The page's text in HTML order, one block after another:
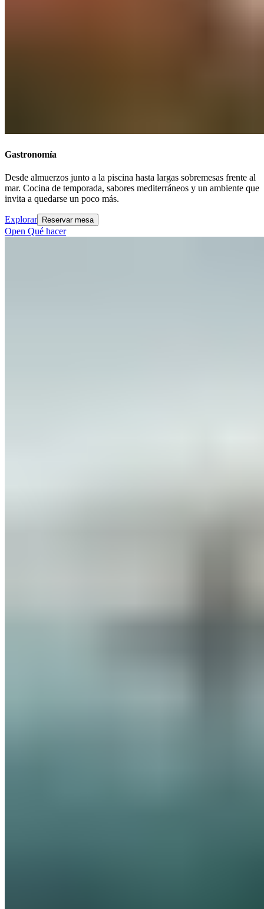
Gastronomía​​​​‌ ‍ ​‍​‍‌‍ ‌ ​‍‌‍‍‌‌‍‌ ‌‍‍‌‌‍ ‍​‍​‍​ ‍‍​‍​‍‌ ​ ‌‍​‌‌‍ ‍‌‍‍‌‌ ‌​‌ ‍‌​‍ ‍‌‍‍‌‌‍ ​‍​‍​‍ ​​‍​‍‌‍‍​‌ ​‍‌‍‌‌‌‍‌‍​‍​‍​ ‍‍​‍​‍‌‍‍​‌ ‌​‌ ‌​‌ ​​‌ ​ ​ ‍‍​‍ ​‍ ‌‍ ​​‍ ‌‌‍​‌‌‍ ‍‌‍‌​​‍ ‌‌ ​‍​‍ ‌‌‍‍​‌‍ ‌ ‌​‌‍‌‌‌‍ ​‌ ​ ​‍ ‌‌ ​ ‌ ‌​‌ ‌‌‌‍‌​‌‍‍‌‌‍ ​‍ ‍‌ ‌‍‌‍‌‌‌ ​‍‌‍​ ‌‍‌‌‌‍ ​​‍ ‍‌‍​‌‌ ​​‌ ​​​‍ ‌‍‍‌‌‍ ‍‌ ‌​‌‍‌‌‌‍ ‍‌ ‌​​‍ ‌‍‌‌‌‍‌​‌‍‍‌‌ ‌​​‍ ‌‍ ‌‌‍ ‌‍‌​‌‍‌‌​ ‌‌ ​​‌ ​‍‌‍‌‌‌ ​ ‌‍‌‌‌‍ ‍‌ ‌​‌‍​‌‌ ‌​‌‍‍‌‌‍ ‌‍ ‍​ ‍ ‌‍‍‌‌‍‌​​ ‌​ ​​‌‍​‍​ ‌ ‌‍‌​​ ​‌‌‍​‌‌‍​‍​ ‌‍​‍ ‌​ ‌ ​ ​‍​ ‍‌​ ​‍​‍ ‌​ ‌​‌‍‌‍‌‍​ ​ ‌​​‍ ‌‌‍​‌‌‍‌​‌‍​‍‌‍​ ​‍ ‌‌‍​‍​ ​​‌‍‌​​ ‌ ‌‍‌‍​ ​‌​ ‌​​ ​ ​ ‍​​ ‌‌​ ​‍‌‍‌‌​ ‍ ‌ ‌​‌ ‍‌‌ ​​‌‍‌‌​ ‌‌‍‍​‌‍ ‌ ‌​‌‍‌‌‌‍ ​‌‌​ ‌‍‍‌‌ ‌​‌‍‌‌‌​‍​‌‍ ‌‍ ‌‌‍‌‌‌‌​​‌‍​‌‌‍‌ ‌‍‌‌​ ‍ ‌ ​​‌‍​‌‌ ‌​‌‍‍​​ ‌‌ ​​‌‍​‌‌‍‌ ‌‍‌‌‌​​‍‌ ‌‌‌‍‍‌‌‍ ​‌‍‌​‌‍‌‌‌ ​‍​‍‌‌​ ‌‌‌​​‍‌‌ ‌‍‍ ‌‍‌‌‌ ‍‌​‍‌‌​ ​ ‌​‌​​‍‌‌​ ​ ‌​‌​​‍‌‌​ ​‍​ ​‍​ ‌ ​ ​​‌‍‌‍‌‍‌‌‌‍‌‍‌‍‌​‌‍​‌​ ‌‍‌‍‌​​ ‍​‌‍​‌‌‍‌‍​‍‌‌​ ​‍​ ​‍​‍‌‌​ ‌‌‌​‌​​‍ ‍‌‍​ ‌‍ ‌‍ ‍‌ ‌​‌‍‌‌‌‍ ‍‌ ‌​​‍‌‌​ ‌‌‌​​‍‌‌ ‌‍‍ ‌‍‌‌‌ ‍‌​‍‌‌​ ​ ‌​‌​​‍‌‌​ ​ ‌​‌​​‍‌‌​ ​‍​ ​‍‌‍​‍​ ​‍‌‍‌‍​ ‍‌​ ‌‍‌‍​‍​ ​ ​ ​‍​ ‍‌​ ‌ ​ ‍‌​ ‌ ​‍‌‌​ ​‍​ ​‍​‍‌‌​ ‌‌‌​‌​​‍ ‍‌ ‌​‌‍‍‌‌ ‌​‌‍ ​‌‍‌‌​ ‌‍​‍‌‍​‌‌ ​ ‌‍‌‌‌‌‌‌‌ ​‍‌‍ ​​ ‌‌‍‍​‌ ‌​‌ ‌​‌ ​​‌ ​ ​‍‌‌​ ​ ‌​​‌​‍‌‌​ ​‍‌​‌‍​‍‌‌​ ​‍‌​‌‍‌‍ ​​‍ ‌‌‍​‌‌‍ ‍‌‍‌​​‍ ‌‌ ​‍​‍ ‌‌‍‍​‌‍ ‌ ‌​‌‍‌‌‌‍ ​‌ ​ ​‍ ‌‌ ​ ‌ ‌​‌ ‌‌‌‍‌​‌‍‍‌‌‍ ​‍ ‍‌ ‌‍‌‍‌‌‌ ​‍‌‍​ ‌‍‌‌‌‍ ​​‍ ‍‌‍​‌‌ ​​‌ ​​​‍‌‍‌‍‍‌‌‍‌​​ ‌​ ​​‌‍​‍​ ‌ ‌‍‌​​ ​‌‌‍​‌‌‍​‍​ ‌‍​‍ ‌​ ‌ ​ ​‍​ ‍‌​ ​‍​‍ ‌​ ‌​‌‍‌‍‌‍​ ​ ‌​​‍ ‌‌‍​‌‌‍‌​‌‍​‍‌‍​ ​‍ ‌‌‍​‍​ ​​‌‍‌​​ ‌ ‌‍‌‍​ ​‌​ ‌​​ ​ ​ ‍​​ ‌‌​ ​‍‌‍‌‌​‍‌‍‌ ‌​‌ ‍‌‌ ​​‌‍‌‌​ ‌‌‍‍​‌‍ ‌ ‌​‌‍‌‌‌‍ ​‌‌​ ‌‍‍‌‌ ‌​‌‍‌‌‌​‍​‌‍ ‌‍ ‌‌‍‌‌‌‌​​‌‍​‌‌‍‌ ‌‍‌‌​‍‌‍‌ ​​‌‍​‌‌ ‌​‌‍‍​​ ‌‌ ​​‌‍​‌‌‍‌ ‌‍‌‌‌​​‍‌ ‌‌‌‍‍‌‌‍ ​‌‍‌​‌‍‌‌‌ ​‍​‍‌‌​ ‌‌‌​​‍‌‌ ‌‍‍ ‌‍‌‌‌ ‍‌​‍‌‌​ ​ ‌​‌​​‍‌‌​ ​ ‌​‌​​‍‌‌​ ​‍​ ​‍​ ‌ ​ ​​‌‍‌‍‌‍‌‌‌‍‌‍‌‍‌​‌‍​‌​ ‌‍‌‍‌​​ ‍​‌‍​‌‌‍‌‍​‍‌‌​ ​‍​ ​‍​‍‌‌​ ‌‌‌​‌​​‍ ‍‌‍​ ‌‍ ‌‍ ‍‌ ‌​‌‍‌‌‌‍ ‍‌ ‌​​‍‌‌​ ‌‌‌​​‍‌‌ ‌‍‍ ‌‍‌‌‌ ‍‌​‍‌‌​ ​ ‌​‌​​‍‌‌​ ​ ‌​‌​​‍‌‌​ ​‍​ ​‍‌‍​‍​ ​‍‌‍‌‍​ ‍‌​ ‌‍‌‍​‍​ ​ ​ ​‍​ ‍‌​ ‌ ​ ‍‌​ ‌ ​‍‌‌​ ​‍​ ​‍​‍‌‌​ ‌‌‌​‌​​‍ ‍‌ ‌​‌‍‍‌‌ ‌​‌‍ ​‌‍‌‌​‍‌‍‌ ​​‌‍‌‌‌ ​‍‌ ​ ‌ ​​‌‍‌‌‌‍​ ‌ ‌​‌‍‍‌‌ ‌‍‌‍‌‌​ ‌‌ ​​‌ ‌‌‌‍​‍‌‍ ​‌‍‍‌‌ ​ ‌‍‍​‌‍‌‌‌‍‌​​‍​‍‌ ‌
Desde almuerzos junto a la piscina hasta largas sobremesas frente al
mar. Cocina de temporada, sabores mediterráneos y un ambiente que
invita a quedarse un poco más.​​​​‌ ‍ ​‍​‍‌‍ ‌ ​‍‌‍‍‌‌‍‌ ‌‍‍‌‌‍ ‍​‍​‍​ ‍‍​‍​‍‌ ​ ‌‍​‌‌‍ ‍‌‍‍‌‌ ‌​‌ ‍‌​‍ ‍‌‍‍‌‌‍ ​‍​‍​‍ ​​‍​‍‌‍‍​‌ ​‍‌‍‌‌‌‍‌‍​‍​‍​ ‍‍​‍​‍‌‍‍​‌ ‌​‌ ‌​‌ ​​‌ ​ ​ ‍‍​‍ ​‍ ‌‍ ​​‍ ‌‌‍​‌‌‍ ‍‌‍‌​​‍ ‌‌ ​‍​‍ ‌‌‍‍​‌‍ ‌ ‌​‌‍‌‌‌‍ ​‌ ​ ​‍ ‌‌ ​ ‌ ‌​‌ ‌‌‌‍‌​‌‍‍‌‌‍ ​‍ ‍‌ ‌‍‌‍‌‌‌ ​‍‌‍​ ‌‍‌‌‌‍ ​​‍ ‍‌‍​‌‌ ​​‌ ​​​‍ ‌‍‍‌‌‍ ‍‌ ‌​‌‍‌‌‌‍ ‍‌ ‌​​‍ ‌‍‌‌‌‍‌​‌‍‍‌‌ ‌​​‍ ‌‍ ‌‌‍ ‌‍‌​‌‍‌‌​ ‌‌ ​​‌ ​‍‌‍‌‌‌ ​ ‌‍‌‌‌‍ ‍‌ ‌​‌‍​‌‌ ‌​‌‍‍‌‌‍ ‌‍ ‍​ ‍ ‌‍‍‌‌‍‌​​ ‌​ ​​‌‍​‍​ ‌ ‌‍‌​​ ​‌‌‍​‌‌‍​‍​ ‌‍​‍ ‌​ ‌ ​ ​‍​ ‍‌​ ​‍​‍ ‌​ ‌​‌‍‌‍‌‍​ ​ ‌​​‍ ‌‌‍​‌‌‍‌​‌‍​‍‌‍​ ​‍ ‌‌‍​‍​ ​​‌‍‌​​ ‌ ‌‍‌‍​ ​‌​ ‌​​ ​ ​ ‍​​ ‌‌​ ​‍‌‍‌‌​ ‍ ‌ ‌​‌ ‍‌‌ ​​‌‍‌‌​ ‌‌‍‍​‌‍ ‌ ‌​‌‍‌‌‌‍ ​‌‌​ ‌‍‍‌‌ ‌​‌‍‌‌‌​‍​‌‍ ‌‍ ‌‌‍‌‌‌‌​​‌‍​‌‌‍‌ ‌‍‌‌​ ‍ ‌ ​​‌‍​‌‌ ‌​‌‍‍​​ ‌‌ ​​‌‍​‌‌‍‌ ‌‍‌‌‌​​‍‌ ‌‌‌‍‍‌‌‍ ​‌‍‌​‌‍‌‌‌ ​‍​‍‌‌​ ‌‌‌​​‍‌‌ ‌‍‍ ‌‍‌‌‌ ‍‌​‍‌‌​ ​ ‌​‌​​‍‌‌​ ​ ‌​‌​​‍‌‌​ ​‍​ ​‍​ ‌ ​ ​​‌‍‌‍‌‍‌‌‌‍‌‍‌‍‌​‌‍​‌​ ‌‍‌‍‌​​ ‍​‌‍​‌‌‍‌‍​‍‌‌​ ​‍​ ​‍​‍‌‌​ ‌‌‌​‌​​‍ ‍‌‍​ ‌‍ ‌‍ ‍‌ ‌​‌‍‌‌‌‍ ‍‌ ‌​​‍‌‌​ ‌‌‌​​‍‌‌ ‌‍‍ ‌‍‌‌‌ ‍‌​‍‌‌​ ​ ‌​‌​​‍‌‌​ ​ ‌​‌​​‍‌‌​ ​‍​ ​‍‌‍​‍​ ​‍‌‍‌‍​ ‍‌​ ‌‍‌‍​‍​ ​ ​ ​‍​ ‍‌​ ‌ ​ ‍‌​ ‌ ​‍‌‌​ ​‍​ ​‍​‍‌‌​ ‌‌‌​‌​​‍ ‍‌‍‌‌‌ ‍​‌‍​ ‌‍‌‌‌ ​‍‌ ​​‌ ‌​​ ‌‍​‍‌‍​‌‌ ​ ‌‍‌‌‌‌‌‌‌ ​‍‌‍ ​​ ‌‌‍‍​‌ ‌​‌ ‌​‌ ​​‌ ​ ​‍‌‌​ ​ ‌​​‌​‍‌‌​ ​‍‌​‌‍​‍‌‌​ ​‍‌​‌‍‌‍ ​​‍ ‌‌‍​‌‌‍ ‍‌‍‌​​‍ ‌‌ ​‍​‍ ‌‌‍‍​‌‍ ‌ ‌​‌‍‌‌‌‍ ​‌ ​ ​‍ ‌‌ ​ ‌ ‌​‌ ‌‌‌‍‌​‌‍‍‌‌‍ ​‍ ‍‌ ‌‍‌‍‌‌‌ ​‍‌‍​ ‌‍‌‌‌‍ ​​‍ ‍‌‍​‌‌ ​​‌ ​​​‍‌‍‌‍‍‌‌‍‌​​ ‌​ ​​‌‍​‍​ ‌ ‌‍‌​​ ​‌‌‍​‌‌‍​‍​ ‌‍​‍ ‌​ ‌ ​ ​‍​ ‍‌​ ​‍​‍ ‌​ ‌​‌‍‌‍‌‍​ ​ ‌​​‍ ‌‌‍​‌‌‍‌​‌‍​‍‌‍​ ​‍ ‌‌‍​‍​ ​​‌‍‌​​ ‌ ‌‍‌‍​ ​‌​ ‌​​ ​ ​ ‍​​ ‌‌​ ​‍‌‍‌‌​‍‌‍‌ ‌​‌ ‍‌‌ ​​‌‍‌‌​ ‌‌‍‍​‌‍ ‌ ‌​‌‍‌‌‌‍ ​‌‌​ ‌‍‍‌‌ ‌​‌‍‌‌‌​‍​‌‍ ‌‍ ‌‌‍‌‌‌‌​​‌‍​‌‌‍‌ ‌‍‌‌​‍‌‍‌ ​​‌‍​‌‌ ‌​‌‍‍​​ ‌‌ ​​‌‍​‌‌‍‌ ‌‍‌‌‌​​‍‌ ‌‌‌‍‍‌‌‍ ​‌‍‌​‌‍‌‌‌ ​‍​‍‌‌​ ‌‌‌​​‍‌‌ ‌‍‍ ‌‍‌‌‌ ‍‌​‍‌‌​ ​ ‌​‌​​‍‌‌​ ​ ‌​‌​​‍‌‌​ ​‍​ ​‍​ ‌ ​ ​​‌‍‌‍‌‍‌‌‌‍‌‍‌‍‌​‌‍​‌​ ‌‍‌‍‌​​ ‍​‌‍​‌‌‍‌‍​‍‌‌​ ​‍​ ​‍​‍‌‌​ ‌‌‌​‌​​‍ ‍‌‍​ ‌‍ ‌‍ ‍‌ ‌​‌‍‌‌‌‍ ‍‌ ‌​​‍‌‌​ ‌‌‌​​‍‌‌ ‌‍‍ ‌‍‌‌‌ ‍‌​‍‌‌​ ​ ‌​‌​​‍‌‌​ ​ ‌​‌​​‍‌‌​ ​‍​ ​‍‌‍​‍​ ​‍‌‍‌‍​ ‍‌​ ‌‍‌‍​‍​ ​ ​ ​‍​ ‍‌​ ‌ ​ ‍‌​ ‌ ​‍‌‌​ ​‍​ ​‍​‍‌‌​ ‌‌‌​‌​​‍ ‍‌‍‌‌‌ ‍​‌‍​ ‌‍‌‌‌ ​‍‌ ​​‌ ‌​​‍‌‍‌ ​​‌‍‌‌‌ ​‍‌ ​ ‌ ​​‌‍‌‌‌‍​ ‌ ‌​‌‍‍‌‌ ‌‍‌‍‌‌​ ‌‌ ​​‌ ‌‌‌‍​‍‌‍ ​‌‍‍‌‌ ​ ‌‍‍​‌‍‌‌‌‍‌​​‍​‍‌ ‌
Explorar​​​​‌ ‍ ​‍​‍‌‍ ‌ ​‍‌‍‍‌‌‍‌ ‌‍‍‌‌‍ ‍​‍​‍​ ‍‍​‍​‍‌ ​ ‌‍​‌‌‍ ‍‌‍‍‌‌ ‌​‌ ‍‌​‍ ‍‌‍‍‌‌‍ ​‍​‍​‍ ​​‍​‍‌‍‍​‌ ​‍‌‍‌‌‌‍‌‍​‍​‍​ ‍‍​‍​‍‌‍‍​‌ ‌​‌ ‌​‌ ​​‌ ​ ​ ‍‍​‍ ​‍ ‌‍ ​​‍ ‌‌‍​‌‌‍ ‍‌‍‌​​‍ ‌‌ ​‍​‍ ‌‌‍‍​‌‍ ‌ ‌​‌‍‌‌‌‍ ​‌ ​ ​‍ ‌‌ ​ ‌ ‌​‌ ‌‌‌‍‌​‌‍‍‌‌‍ ​‍ ‍‌ ‌‍‌‍‌‌‌ ​‍‌‍​ ‌‍‌‌‌‍ ​​‍ ‍‌‍​‌‌ ​​‌ ​​​‍ ‌‍‍‌‌‍ ‍‌ ‌​‌‍‌‌‌‍ ‍‌ ‌​​‍ ‌‍‌‌‌‍‌​‌‍‍‌‌ ‌​​‍ ‌‍ ‌‌‍ ‌‍‌​‌‍‌‌​ ‌‌ ​​‌ ​‍‌‍‌‌‌ ​ ‌‍‌‌‌‍ ‍‌ ‌​‌‍​‌‌ ‌​‌‍‍‌‌‍ ‌‍ ‍​ ‍ ‌‍‍‌‌‍‌​​ ‌​ ​​‌‍​‍​ ‌ ‌‍‌​​ ​‌‌‍​‌‌‍​‍​ ‌‍​‍ ‌​ ‌ ​ ​‍​ ‍‌​ ​‍​‍ ‌​ ‌​‌‍‌‍‌‍​ ​ ‌​​‍ ‌‌‍​‌‌‍‌​‌‍​‍‌‍​ ​‍ ‌‌‍​‍​ ​​‌‍‌​​ ‌ ‌‍‌‍​ ​‌​ ‌​​ ​ ​ ‍​​ ‌‌​ ​‍‌‍‌‌​ ‍ ‌ ‌​‌ ‍‌‌ ​​‌‍‌‌​ ‌‌‍‍​‌‍ ‌ ‌​‌‍‌‌‌‍ ​‌‌​ ‌‍‍‌‌ ‌​‌‍‌‌‌​‍​‌‍ ‌‍ ‌‌‍‌‌‌‌​​‌‍​‌‌‍‌ ‌‍‌‌​ ‍ ‌ ​​‌‍​‌‌ ‌​‌‍‍​​ ‌‌ ​​‌‍​‌‌‍‌ ‌‍‌‌‌​​‍‌ ‌‌‌‍‍‌‌‍ ​‌‍‌​‌‍‌‌‌ ​‍​‍‌‌​ ‌‌‌​​‍‌‌ ‌‍‍ ‌‍‌‌‌ ‍‌​‍‌‌​ ​ ‌​‌​​‍‌‌​ ​ ‌​‌​​‍‌‌​ ​‍​ ​‍​ ‌ ​ ​​‌‍‌‍‌‍‌‌‌‍‌‍‌‍‌​‌‍​‌​ ‌‍‌‍‌​​ ‍​‌‍​‌‌‍‌‍​‍‌‌​ ​‍​ ​‍​‍‌‌​ ‌‌‌​‌​​‍ ‍‌‍​ ‌‍ ‌‍ ‍‌ ‌​‌‍‌‌‌‍ ‍‌ ‌​​‍‌‌​ ‌‌‌​​‍‌‌ ‌‍‍ ‌‍‌‌‌ ‍‌​‍‌‌​ ​ ‌​‌​​‍‌‌​ ​ ‌​‌​​‍‌‌​ ​‍​ ​‍‌‍​‍​ ​‍‌‍‌‍​ ‍‌​ ‌‍‌‍​‍​ ​ ​ ​‍​ ‍‌​ ‌ ​ ‍‌​ ‌ ​‍‌‌​ ​‍​ ​‍​‍‌‌​ ‌‌‌​‌​​‍ ‍‌ ​​‌ ​‍‌‍‍‌‌‍ ‌‌‍​‌‌ ​‍‌ ‍‌‌​​ ‌ ‌​‌‍​‌​‍ ‍‌‍ ​‌‍​‌‌‍​‍‌‍‌‌‌‍ ​​ ‌‍​‍‌‍​‌‌ ​ ‌‍‌‌‌‌‌‌‌ ​‍‌‍ ​​ ‌‌‍‍​‌ ‌​‌ ‌​‌ ​​‌ ​ ​‍‌‌​ ​ ‌​​‌​‍‌‌​ ​‍‌​‌‍​‍‌‌​ ​‍‌​‌‍‌‍ ​​‍ ‌‌‍​‌‌‍ ‍‌‍‌​​‍ ‌‌ ​‍​‍ ‌‌‍‍​‌‍ ‌ ‌​‌‍‌‌‌‍ ​‌ ​ ​‍ ‌‌ ​ ‌ ‌​‌ ‌‌‌‍‌​‌‍‍‌‌‍ ​‍ ‍‌ ‌‍‌‍‌‌‌ ​‍‌‍​ ‌‍‌‌‌‍ ​​‍ ‍‌‍​‌‌ ​​‌ ​​​‍‌‍‌‍‍‌‌‍‌​​ ‌​ ​​‌‍​‍​ ‌ ‌‍‌​​ ​‌‌‍​‌‌‍​‍​ ‌‍​‍ ‌​ ‌ ​ ​‍​ ‍‌​ ​‍​‍ ‌​ ‌​‌‍‌‍‌‍​ ​ ‌​​‍ ‌‌‍​‌‌‍‌​‌‍​‍‌‍​ ​‍ ‌‌‍​‍​ ​​‌‍‌​​ ‌ ‌‍‌‍​ ​‌​ ‌​​ ​ ​ ‍​​ ‌‌​ ​‍‌‍‌‌​‍‌‍‌ ‌​‌ ‍‌‌ ​​‌‍‌‌​ ‌‌‍‍​‌‍ ‌ ‌​‌‍‌‌‌‍ ​‌‌​ ‌‍‍‌‌ ‌​‌‍‌‌‌​‍​‌‍ ‌‍ ‌‌‍‌‌‌‌​​‌‍​‌‌‍‌ ‌‍‌‌​‍‌‍‌ ​​‌‍​‌‌ ‌​‌‍‍​​ ‌‌ ​​‌‍​‌‌‍‌ ‌‍‌‌‌​​‍‌ ‌‌‌‍‍‌‌‍ ​‌‍‌​‌‍‌‌‌ ​‍​‍‌‌​ ‌‌‌​​‍‌‌ ‌‍‍ ‌‍‌‌‌ ‍‌​‍‌‌​ ​ ‌​‌​​‍‌‌​ ​ ‌​‌​​‍‌‌​ ​‍​ ​‍​ ‌ ​ ​​‌‍‌‍‌‍‌‌‌‍‌‍‌‍‌​‌‍​‌​ ‌‍‌‍‌​​ ‍​‌‍​‌‌‍‌‍​‍‌‌​ ​‍​ ​‍​‍‌‌​ ‌‌‌​‌​​‍ ‍‌‍​ ‌‍ ‌‍ ‍‌ ‌​‌‍‌‌‌‍ ‍‌ ‌​​‍‌‌​ ‌‌‌​​‍‌‌ ‌‍‍ ‌‍‌‌‌ ‍‌​‍‌‌​ ​ ‌​‌​​‍‌‌​ ​ ‌​‌​​‍‌‌​ ​‍​ ​‍‌‍​‍​ ​‍‌‍‌‍​ ‍‌​ ‌‍‌‍​‍​ ​ ​ ​‍​ ‍‌​ ‌ ​ ‍‌​ ‌ ​‍‌‌​ ​‍​ ​‍​‍‌‌​ ‌‌‌​‌​​‍ ‍‌ ​​‌ ​‍‌‍‍‌‌‍ ‌‌‍​‌‌ ​‍‌ ‍‌‌​​ ‌ ‌​‌‍​‌​‍ ‍‌‍ ​‌‍​‌‌‍​‍‌‍‌‌‌‍ ​​‍‌‍‌ ​​‌‍‌‌‌ ​‍‌ ​ ‌ ​​‌‍‌‌‌‍​ ‌ ‌​‌‍‍‌‌ ‌‍‌‍‌‌​ ‌‌ ​​‌ ‌‌‌‍​‍‌‍ ​‌‍‍‌‌ ​ ‌‍‍​‌‍‌‌‌‍‌​​‍​‍‌ ‌ Reservar mesa​​​​‌ ‍ ​‍​‍‌‍ ‌ ​‍‌‍‍‌‌‍‌ ‌‍‍‌‌‍ ‍​‍​‍​ ‍‍​‍​‍‌ ​ ‌‍​‌‌‍ ‍‌‍‍‌‌ ‌​‌ ‍‌​‍ ‍‌‍‍‌‌‍ ​‍​‍​‍ ​​‍​‍‌‍‍​‌ ​‍‌‍‌‌‌‍‌‍​‍​‍​ ‍‍​‍​‍‌‍‍​‌ ‌​‌ ‌​‌ ​​‌ ​ ​ ‍‍​‍ ​‍ ‌‍ ​​‍ ‌‌‍​‌‌‍ ‍‌‍‌​​‍ ‌‌ ​‍​‍ ‌‌‍‍​‌‍ ‌ ‌​‌‍‌‌‌‍ ​‌ ​ ​‍ ‌‌ ​ ‌ ‌​‌ ‌‌‌‍‌​‌‍‍‌‌‍ ​‍ ‍‌ ‌‍‌‍‌‌‌ ​‍‌‍​ ‌‍‌‌‌‍ ​​‍ ‍‌‍​‌‌ ​​‌ ​​​‍ ‌‍‍‌‌‍ ‍‌ ‌​‌‍‌‌‌‍ ‍‌ ‌​​‍ ‌‍‌‌‌‍‌​‌‍‍‌‌ ‌​​‍ ‌‍ ‌‌‍ ‌‍‌​‌‍‌‌​ ‌‌ ​​‌ ​‍‌‍‌‌‌ ​ ‌‍‌‌‌‍ ‍‌ ‌​‌‍​‌‌ ‌​‌‍‍‌‌‍ ‌‍ ‍​ ‍ ‌‍‍‌‌‍‌​​ ‌​ ​​‌‍​‍​ ‌ ‌‍‌​​ ​‌‌‍​‌‌‍​‍​ ‌‍​‍ ‌​ ‌ ​ ​‍​ ‍‌​ ​‍​‍ ‌​ ‌​‌‍‌‍‌‍​ ​ ‌​​‍ ‌‌‍​‌‌‍‌​‌‍​‍‌‍​ ​‍ ‌‌‍​‍​ ​​‌‍‌​​ ‌ ‌‍‌‍​ ​‌​ ‌​​ ​ ​ ‍​​ ‌‌​ ​‍‌‍‌‌​ ‍ ‌ ‌​‌ ‍‌‌ ​​‌‍‌‌​ ‌‌‍‍​‌‍ ‌ ‌​‌‍‌‌‌‍ ​‌‌​ ‌‍‍‌‌ ‌​‌‍‌‌‌​‍​‌‍ ‌‍ ‌‌‍‌‌‌‌​​‌‍​‌‌‍‌ ‌‍‌‌​ ‍ ‌ ​​‌‍​‌‌ ‌​‌‍‍​​ ‌‌ ​​‌‍​‌‌‍‌ ‌‍‌‌‌​​‍‌ ‌‌‌‍‍‌‌‍ ​‌‍‌​‌‍‌‌‌ ​‍​‍‌‌​ ‌‌‌​​‍‌‌ ‌‍‍ ‌‍‌‌‌ ‍‌​‍‌‌​ ​ ‌​‌​​‍‌‌​ ​ ‌​‌​​‍‌‌​ ​‍​ ​‍​ ‌ ​ ​​‌‍‌‍‌‍‌‌‌‍‌‍‌‍‌​‌‍​‌​ ‌‍‌‍‌​​ ‍​‌‍​‌‌‍‌‍​‍‌‌​ ​‍​ ​‍​‍‌‌​ ‌‌‌​‌​​‍ ‍‌‍​ ‌‍ ‌‍ ‍‌ ‌​‌‍‌‌‌‍ ‍‌ ‌​​‍‌‌​ ‌‌‌​​‍‌‌ ‌‍‍ ‌‍‌‌‌ ‍‌​‍‌‌​ ​ ‌​‌​​‍‌‌​ ​ ‌​‌​​‍‌‌​ ​‍​ ​‍‌‍​‍​ ​‍‌‍‌‍​ ‍‌​ ‌‍‌‍​‍​ ​ ​ ​‍​ ‍‌​ ‌ ​ ‍‌​ ‌ ​‍‌‌​ ​‍​ ​‍​‍‌‌​ ‌‌‌​‌​​‍ ‍‌ ​ ‌‍‌‌‌‍​ ‌‍ ‌‍ ‍‌‍‌​‌‍​‌‌ ​‍‌ ‍‌‌​​ ‌ ‌​‌‍​‌​‍ ‍‌‍ ​‌‍​‌‌‍​‍‌‍‌‌‌‍ ​​ ‌‍​‍‌‍​‌‌ ​ ‌‍‌‌‌‌‌‌‌ ​‍‌‍ ​​ ‌‌‍‍​‌ ‌​‌ ‌​‌ ​​‌ ​ ​‍‌‌​ ​ ‌​​‌​‍‌‌​ ​‍‌​‌‍​‍‌‌​ ​‍‌​‌‍‌‍ ​​‍ ‌‌‍​‌‌‍ ‍‌‍‌​​‍ ‌‌ ​‍​‍ ‌‌‍‍​‌‍ ‌ ‌​‌‍‌‌‌‍ ​‌ ​ ​‍ ‌‌ ​ ‌ ‌​‌ ‌‌‌‍‌​‌‍‍‌‌‍ ​‍ ‍‌ ‌‍‌‍‌‌‌ ​‍‌‍​ ‌‍‌‌‌‍ ​​‍ ‍‌‍​‌‌ ​​‌ ​​​‍‌‍‌‍‍‌‌‍‌​​ ‌​ ​​‌‍​‍​ ‌ ‌‍‌​​ ​‌‌‍​‌‌‍​‍​ ‌‍​‍ ‌​ ‌ ​ ​‍​ ‍‌​ ​‍​‍ ‌​ ‌​‌‍‌‍‌‍​ ​ ‌​​‍ ‌‌‍​‌‌‍‌​‌‍​‍‌‍​ ​‍ ‌‌‍​‍​ ​​‌‍‌​​ ‌ ‌‍‌‍​ ​‌​ ‌​​ ​ ​ ‍​​ ‌‌​ ​‍‌‍‌‌​‍‌‍‌ ‌​‌ ‍‌‌ ​​‌‍‌‌​ ‌‌‍‍​‌‍ ‌ ‌​‌‍‌‌‌‍ ​‌‌​ ‌‍‍‌‌ ‌​‌‍‌‌‌​‍​‌‍ ‌‍ ‌‌‍‌‌‌‌​​‌‍​‌‌‍‌ ‌‍‌‌​‍‌‍‌ ​​‌‍​‌‌ ‌​‌‍‍​​ ‌‌ ​​‌‍​‌‌‍‌ ‌‍‌‌‌​​‍‌ ‌‌‌‍‍‌‌‍ ​‌‍‌​‌‍‌‌‌ ​‍​‍‌‌​ ‌‌‌​​‍‌‌ ‌‍‍ ‌‍‌‌‌ ‍‌​‍‌‌​ ​ ‌​‌​​‍‌‌​ ​ ‌​‌​​‍‌‌​ ​‍​ ​‍​ ‌ ​ ​​‌‍‌‍‌‍‌‌‌‍‌‍‌‍‌​‌‍​‌​ ‌‍‌‍‌​​ ‍​‌‍​‌‌‍‌‍​‍‌‌​ ​‍​ ​‍​‍‌‌​ ‌‌‌​‌​​‍ ‍‌‍​ ‌‍ ‌‍ ‍‌ ‌​‌‍‌‌‌‍ ‍‌ ‌​​‍‌‌​ ‌‌‌​​‍‌‌ ‌‍‍ ‌‍‌‌‌ ‍‌​‍‌‌​ ​ ‌​‌​​‍‌‌​ ​ ‌​‌​​‍‌‌​ ​‍​ ​‍‌‍​‍​ ​‍‌‍‌‍​ ‍‌​ ‌‍‌‍​‍​ ​ ​ ​‍​ ‍‌​ ‌ ​ ‍‌​ ‌ ​‍‌‌​ ​‍​ ​‍​‍‌‌​ ‌‌‌​‌​​‍ ‍‌ ​ ‌‍‌‌‌‍​ ‌‍ ‌‍ ‍‌‍‌​‌‍​‌‌ ​‍‌ ‍‌‌​​ ‌ ‌​‌‍​‌​‍ ‍‌‍ ​‌‍​‌‌‍​‍‌‍‌‌‌‍ ​​‍‌‍‌ ​​‌‍‌‌‌ ​‍‌ ​ ‌ ​​‌‍‌‌‌‍​ ‌ ‌​‌‍‍‌‌ ‌‍‌‍‌‌​ ‌‌ ​​‌ ‌‌‌‍​‍‌‍ ​‌‍‍‌‌ ​ ‌‍‍​‌‍‌‌‌‍‌​​‍​‍‌ ‌
Open Qué hacer​​​​‌ ‍ ​‍​‍‌‍ ‌ ​‍‌‍‍‌‌‍‌ ‌‍‍‌‌‍ ‍​‍​‍​ ‍‍​‍​‍‌ ​ ‌‍​‌‌‍ ‍‌‍‍‌‌ ‌​‌ ‍‌​‍ ‍‌‍‍‌‌‍ ​‍​‍​‍ ​​‍​‍‌‍‍​‌ ​‍‌‍‌‌‌‍‌‍​‍​‍​ ‍‍​‍​‍‌‍‍​‌ ‌​‌ ‌​‌ ​​‌ ​ ​ ‍‍​‍ ​‍ ‌‍ ​​‍ ‌‌‍​‌‌‍ ‍‌‍‌​​‍ ‌‌ ​‍​‍ ‌‌‍‍​‌‍ ‌ ‌​‌‍‌‌‌‍ ​‌ ​ ​‍ ‌‌ ​ ‌ ‌​‌ ‌‌‌‍‌​‌‍‍‌‌‍ ​‍ ‍‌ ‌‍‌‍‌‌‌ ​‍‌‍​ ‌‍‌‌‌‍ ​​‍ ‍‌‍​‌‌ ​​‌ ​​​‍ ‌‍‍‌‌‍ ‍‌ ‌​‌‍‌‌‌‍ ‍‌ ‌​​‍ ‌‍‌‌‌‍‌​‌‍‍‌‌ ‌​​‍ ‌‍ ‌‌‍ ‌‍‌​‌‍‌‌​ ‌‌ ​​‌ ​‍‌‍‌‌‌ ​ ‌‍‌‌‌‍ ‍‌ ‌​‌‍​‌‌ ‌​‌‍‍‌‌‍ ‌‍ ‍​ ‍ ‌‍‍‌‌‍‌​​ ‌​ ​​‌‍​‍​ ‌ ‌‍‌​​ ​‌‌‍​‌‌‍​‍​ ‌‍​‍ ‌​ ‌ ​ ​‍​ ‍‌​ ​‍​‍ ‌​ ‌​‌‍‌‍‌‍​ ​ ‌​​‍ ‌‌‍​‌‌‍‌​‌‍​‍‌‍​ ​‍ ‌‌‍​‍​ ​​‌‍‌​​ ‌ ‌‍‌‍​ ​‌​ ‌​​ ​ ​ ‍​​ ‌‌​ ​‍‌‍‌‌​ ‍ ‌ ‌​‌ ‍‌‌ ​​‌‍‌‌​ ‌‌‍‍​‌‍ ‌ ‌​‌‍‌‌‌‍ ​‌‌​ ‌‍‍‌‌ ‌​‌‍‌‌‌​‍​‌‍ ‌‍ ‌‌‍‌‌‌‌​​‌‍​‌‌‍‌ ‌‍‌‌​ ‍ ‌ ​​‌‍​‌‌ ‌​‌‍‍​​ ‌‌ ​​‌‍​‌‌‍‌ ‌‍‌‌‌​​‍‌ ‌‌‌‍‍‌‌‍ ​‌‍‌​‌‍‌‌‌ ​‍​‍‌‌​ ‌‌‌​​‍‌‌ ‌‍‍ ‌‍‌‌‌ ‍‌​‍‌‌​ ​ ‌​‌​​‍‌‌​ ​ ‌​‌​​‍‌‌​ ​‍​ ​‍​ ‌ ​ ​​‌‍‌‍‌‍‌‌‌‍‌‍‌‍‌​‌‍​‌​ ‌‍‌‍‌​​ ‍​‌‍​‌‌‍‌‍​‍‌‌​ ​‍​ ​‍​‍‌‌​ ‌‌‌​‌​​‍ ‍‌‍​ ‌‍ ‌‍ ‍‌ ‌​‌‍‌‌‌‍ ‍‌ ‌​​‍‌‌​ ‌‌‌​​‍‌‌ ‌‍‍ ‌‍‌‌‌ ‍‌​‍‌‌​ ​ ‌​‌​​‍‌‌​ ​ ‌​‌​​‍‌‌​ ​‍​ ​‍​ ​​‌‍​ ​ ‍​​ ‌​​ ​​​ ​​​ ‌‍​ ‌‍​ ​‌‌‍‌​‌‍​‍‌‍​ ​‍‌‌​ ​‍​ ​‍​‍‌‌​ ‌‌‌​‌​​‍ ‍‌ ‌​‌‍‍‌‌ ‌​‌‍ ​‌‍‌‌​ ‌‍​‍‌‍​‌‌ ​ ‌‍‌‌‌‌‌‌‌ ​‍‌‍ ​​ ‌‌‍‍​‌ ‌​‌ ‌​‌ ​​‌ ​ ​‍‌‌​ ​ ‌​​‌​‍‌‌​ ​‍‌​‌‍​‍‌‌​ ​‍‌​‌‍‌‍ ​​‍ ‌‌‍​‌‌‍ ‍‌‍‌​​‍ ‌‌ ​‍​‍ ‌‌‍‍​‌‍ ‌ ‌​‌‍‌‌‌‍ ​‌ ​ ​‍ ‌‌ ​ ‌ ‌​‌ ‌‌‌‍‌​‌‍‍‌‌‍ ​‍ ‍‌ ‌‍‌‍‌‌‌ ​‍‌‍​ ‌‍‌‌‌‍ ​​‍ ‍‌‍​‌‌ ​​‌ ​​​‍‌‍‌‍‍‌‌‍‌​​ ‌​ ​​‌‍​‍​ ‌ ‌‍‌​​ ​‌‌‍​‌‌‍​‍​ ‌‍​‍ ‌​ ‌ ​ ​‍​ ‍‌​ ​‍​‍ ‌​ ‌​‌‍‌‍‌‍​ ​ ‌​​‍ ‌‌‍​‌‌‍‌​‌‍​‍‌‍​ ​‍ ‌‌‍​‍​ ​​‌‍‌​​ ‌ ‌‍‌‍​ ​‌​ ‌​​ ​ ​ ‍​​ ‌‌​ ​‍‌‍‌‌​‍‌‍‌ ‌​‌ ‍‌‌ ​​‌‍‌‌​ ‌‌‍‍​‌‍ ‌ ‌​‌‍‌‌‌‍ ​‌‌​ ‌‍‍‌‌ ‌​‌‍‌‌‌​‍​‌‍ ‌‍ ‌‌‍‌‌‌‌​​‌‍​‌‌‍‌ ‌‍‌‌​‍‌‍‌ ​​‌‍​‌‌ ‌​‌‍‍​​ ‌‌ ​​‌‍​‌‌‍‌ ‌‍‌‌‌​​‍‌ ‌‌‌‍‍‌‌‍ ​‌‍‌​‌‍‌‌‌ ​‍​‍‌‌​ ‌‌‌​​‍‌‌ ‌‍‍ ‌‍‌‌‌ ‍‌​‍‌‌​ ​ ‌​‌​​‍‌‌​ ​ ‌​‌​​‍‌‌​ ​‍​ ​‍​ ‌ ​ ​​‌‍‌‍‌‍‌‌‌‍‌‍‌‍‌​‌‍​‌​ ‌‍‌‍‌​​ ‍​‌‍​‌‌‍‌‍​‍‌‌​ ​‍​ ​‍​‍‌‌​ ‌‌‌​‌​​‍ ‍‌‍​ ‌‍ ‌‍ ‍‌ ‌​‌‍‌‌‌‍ ‍‌ ‌​​‍‌‌​ ‌‌‌​​‍‌‌ ‌‍‍ ‌‍‌‌‌ ‍‌​‍‌‌​ ​ ‌​‌​​‍‌‌​ ​ ‌​‌​​‍‌‌​ ​‍​ ​‍​ ​​‌‍​ ​ ‍​​ ‌​​ ​​​ ​​​ ‌‍​ ‌‍​ ​‌‌‍‌​‌‍​‍‌‍​ ​‍‌‌​ ​‍​ ​‍​‍‌‌​ ‌‌‌​‌​​‍ ‍‌ ‌​‌‍‍‌‌ ‌​‌‍ ​‌‍‌‌​‍‌‍‌ ​​‌‍‌‌‌ ​‍‌ ​ ‌ ​​‌‍‌‌‌‍​ ‌ ‌​‌‍‍‌‌ ‌‍‌‍‌‌​ ‌‌ ​​‌ ‌‌‌‍​‍‌‍ ​‌‍‍‌‌ ​ ‌‍‍​‌‍‌‌‌‍‌​​‍​‍‌ ‌